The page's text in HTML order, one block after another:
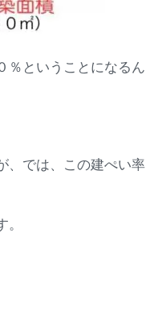
％ということになるん
、では、この建ぺい率